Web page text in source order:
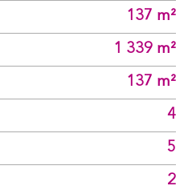
137 m²
1 339 m²
137 m²
4
5
2